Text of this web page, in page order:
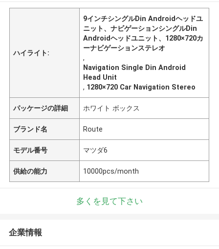
ハイライト:
9インチシングルDin Androidヘッドユ
ニット、ナビゲーションシングルDin
Androidヘッドユニット、1280×720カ
ーナビゲーションステレオ
,
Navigation Single Din Android
Head Unit
, 1280×720 Car Navigation Stereo
パッケージの詳細 ホワイト ボックス
ブランド名 Route
モデル番号 マツダ6
供給の能力 10000pcs/month
多くを見て下さい
企業情報